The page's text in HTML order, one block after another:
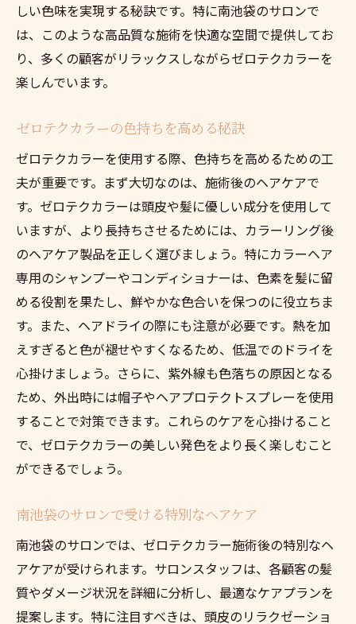
しい色味を実現する秘訣です。特に南池袋のサロンで
は、このような高品質な施術を快適な空間で提供してお
り、多くの顧客がリラックスしながらゼロテクカラーを
楽しんでいます。
ゼロテクカラーの色持ちを高める秘訣
ゼロテクカラーを使用する際、色持ちを高めるための工
夫が重要です。まず大切なのは、施術後のヘアケアで
す。ゼロテクカラーは頭皮や髪に優しい成分を使用して
いますが、より長持ちさせるためには、カラーリング後
のヘアケア製品を正しく選びましょう。特にカラーヘア
専用のシャンプーやコンディショナーは、色素を髪に留
める役割を果たし、鮮やかな色合いを保つのに役立ちま
す。また、ヘアドライの際にも注意が必要です。熱を加
えすぎると色が褪せやすくなるため、低温でのドライを
心掛けましょう。さらに、紫外線も色落ちの原因となる
ため、外出時には帽子やヘアプロテクトスプレーを使用
することで対策できます。これらのケアを心掛けること
で、ゼロテクカラーの美しい発色をより長く楽しむこと
ができるでしょう。
南池袋のサロンで受ける特別なヘアケア
南池袋のサロンでは、ゼロテクカラー施術後の特別なヘ
アケアが受けられます。サロンスタッフは、各顧客の髪
質やダメージ状況を詳細に分析し、最適なケアプランを
提案します。特に注目すべきは、頭皮のリラクゼーショ